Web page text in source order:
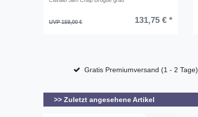
UVP 159,00 € 131,75 € *
Gratis Premiumversand (1 - 2 Tage)
>> Zuletzt angesehene Artikel